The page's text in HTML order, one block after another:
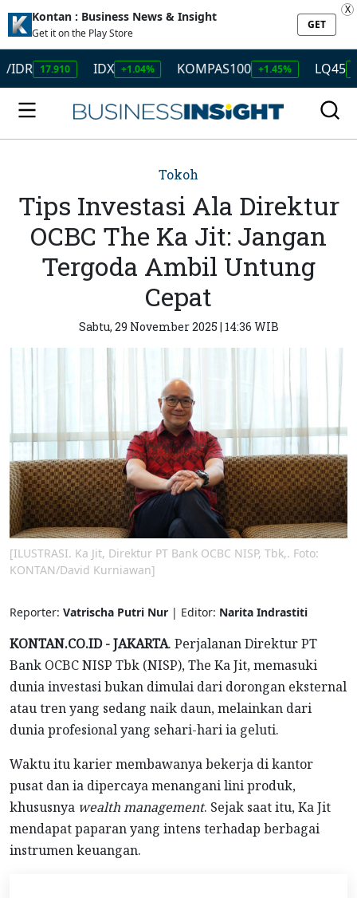
Kontan : Business News & Insight
Get it on the Play Store
GET
X
17.910 IDX +1.04% KOMPAS100 +1.45% LQ45 +1.50%
Tokoh
Tips Investasi Ala Direktur
OCBC The Ka Jit: Jangan
Tergoda Ambil Untung
Cepat
Sabtu, 29 November 2025 | 14:36 WIB
[ILUSTRASI. Ka Jit, Direktur PT Bank OCBC NISP, Tbk,. Foto:
KONTAN/David Kurniawan]
Reporter: Vatrischa Putri Nur | Editor: Narita Indrastiti
KONTAN.CO.ID - JAKARTA. Perjalanan Direktur PT
Bank OCBC NISP Tbk (NISP), The Ka Jit, memasuki
dunia investasi bukan dimulai dari dorongan eksternal
atau tren yang sedang naik daun, melainkan dari
dunia profesional yang sehari-hari ia geluti.
Waktu itu karier membawanya bekerja di kantor
pusat dan ia dipercaya menangani lini produk,
khususnya wealth management. Sejak saat itu, Ka Jit
mendapat paparan yang intens terhadap berbagai
instrumen keuangan.